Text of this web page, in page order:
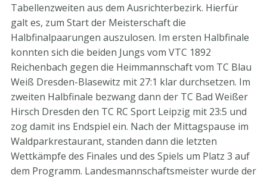
Tabellenzweiten aus dem Ausrichterbezirk. Hierfür
galt es, zum Start der Meisterschaft die
Halbfinalpaarungen auszulosen. Im ersten Halbfinale
konnten sich die beiden Jungs vom VTC 1892
Reichenbach gegen die Heimmannschaft vom TC Blau
Weiß Dresden-Blasewitz mit 27:1 klar durchsetzen. Im
zweiten Halbfinale bezwang dann der TC Bad Weißer
Hirsch Dresden den TC RC Sport Leipzig mit 23:5 und
zog damit ins Endspiel ein. Nach der Mittagspause im
Waldparkrestaurant, standen dann die letzten
Wettkämpfe des Finales und des Spiels um Platz 3 auf
dem Programm. Landesmannschaftsmeister wurde der